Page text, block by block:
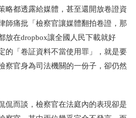
略都透露給媒體，甚至還開放卷證資
師痛批「檢察官讓媒體翻拍卷證，那
放在dropbox讓全國人民下載就好
的「卷証資料不當使用罪」，就是要
察官身為司法機關的一份子，卻仍然
侃而談，檢察官在法庭內的表現卻是